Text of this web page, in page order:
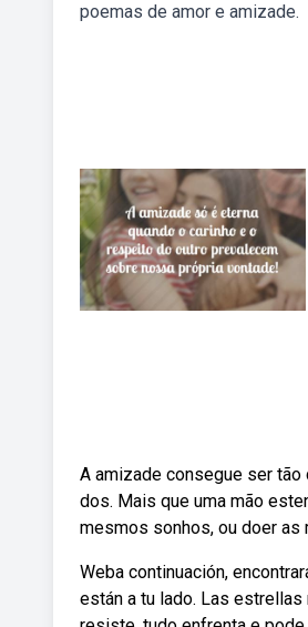
poemas de amor e amizade.
A amizade consegue ser
dos. Mais que uma mão
mesmos sonhos, ou doer as
Weba continuación,
están a tu lado. Las estrellas